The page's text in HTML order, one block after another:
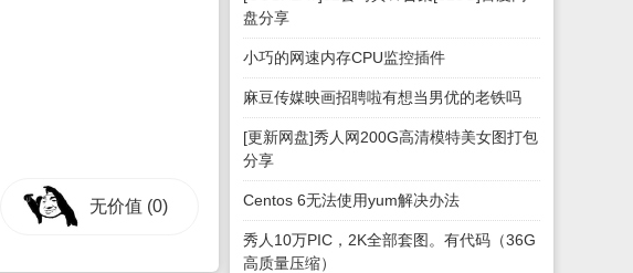
无价值 (0)
盘分享
小巧的网速内存CPU监控插件
麻豆传媒映画招聘啦有想当男优的老铁吗
[更新网盘]秀人网200G高清模特美女图打包
分享
Centos 6无法使用yum解决办法
秀人10万PIC，2K全部套图。有代码（36G
高质量压缩）